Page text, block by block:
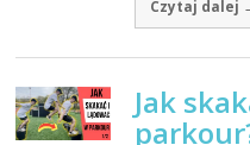
Czytaj dalej
Jak